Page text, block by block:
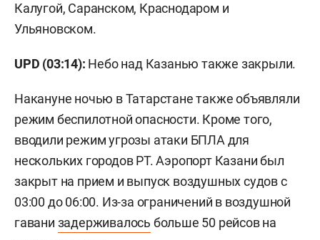
Калугой, Саранском, Краснодаром и
Ульяновском.
UPD (03:14): Небо над Казанью также закрыли.
Накануне ночью в Татарстане также объявляли
режим беспилотной опасности. Кроме того,
вводили режим угрозы атаки БПЛА для
нескольких городов РТ. Аэропорт Казани был
закрыт на прием и выпуск воздушных судов с
03:00 до 06:00. Из-за ограничений в воздушной
гавани задерживалось больше 50 рейсов на